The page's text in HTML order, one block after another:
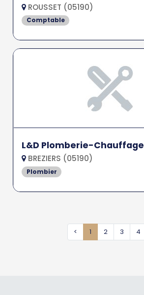
ROUSSET (05190)
Comptable
L&D Plomberie-Chauffage
BREZIERS (05190)
Plombier
< 1 2 3 4